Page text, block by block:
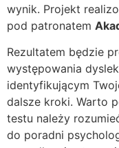
wynik. Projekt
pod patronatem
Rezultatem będzie
występowania
identyfikującym
dalsze kroki. Warto
testu należy
do poradni